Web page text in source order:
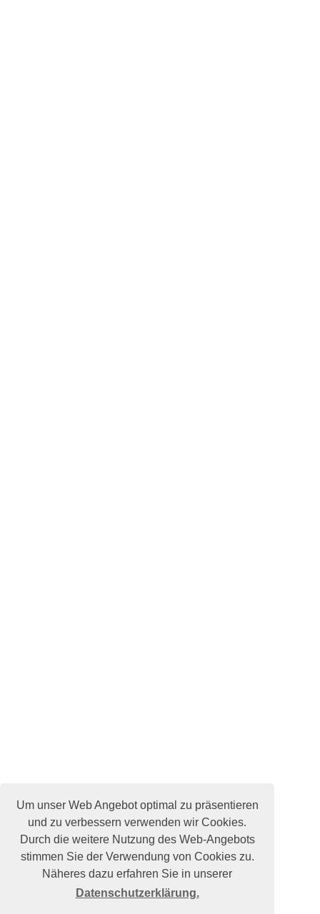
Um unser Web Angebot optimal zu präsentieren
und zu verbessern verwenden wir Cookies.
Durch die weitere Nutzung des Web-Angebots
stimmen Sie der Verwendung von Cookies zu.
Näheres dazu erfahren Sie in unserer
Datenschutzerklärung.